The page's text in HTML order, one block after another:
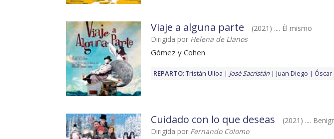
Viaje a alguna parte
(2021) .... Él mismo
Dirigida por Helena de Llanos
Gómez y Cohen
REPARTO: Tristán Ulloa José Sacristán Juan Diego Óscar
Cuidado con lo que deseas
(2021) ....
Dirigida por Fernando Colomo